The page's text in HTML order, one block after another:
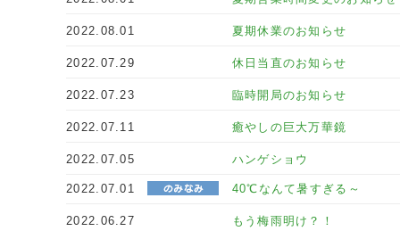
2022.08.01 夏期休業のお知らせ
2022.07.29 休日当直のお知らせ
2022.07.23 臨時開局のお知らせ
2022.07.11 癒やしの巨大万華鏡
2022.07.05 ハンゲショウ
2022.07.01 40℃なんて暑すぎる～
2022.06.27 もう梅雨明け？！